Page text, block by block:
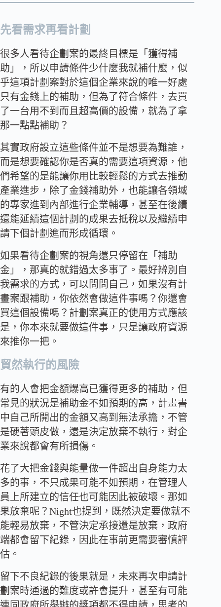
先看需求再看計劃
很多人看待企劃案的最終目標是「獲得補
助」，所以申請條件少什麼我就補什麼，似
乎這項計劃案對於這個企業來說的唯一好處
只有金錢上的補助，但為了符合條件，去買
了一台用不到而且超高價的設備，就為了拿
那一點點補助？
其實政府設立這些條件並不是想要為難誰，
而是想要確認你是否真的需要這項資源，他
們希望的是能讓你用比較輕鬆的方式去推動
產業進步，除了金錢補助外，也能讓各領域
的專家進到內部進行企業輔導，甚至在後續
還能延續這個計劃的成果去抵稅以及繼續申
請下個計劃進而形成循環。
如果看待企劃案的視角還只停留在「補助
金」，那真的就錯過太多事了。最好辨別自
我需求的方式，可以問問自己，如果沒有計
畫案跟補助，你依然會做這件事嗎？你還會
買這個設備嗎？計劃案真正的使用方式應該
是，你本來就要做這件事，只是讓政府資源
來推你一把。
貿然執行的風險
有的人會把金額爆高已獲得更多的補助，但
常見的狀況是補助金不如預期的高，計畫書
中自己所開出的金額又高到無法承擔，不管
是硬著頭皮做，還是決定放棄不執行，對企
業來說都會有所損傷。
花了大把金錢與能量做一件超出自身能力太
多的事，不只成果可能不如預期，在管理人
員上所建立的信任也可能因此被破壞。那如
果放棄呢？Night也提到，既然決定要做就不
能輕易放棄，不管決定承接還是放棄，政府
端都會留下紀錄，因此在事前更需要審慎評
估。
留下不良紀錄的後果就是，未來再次申請計
劃案時通過的難度或許會提升，甚至有可能